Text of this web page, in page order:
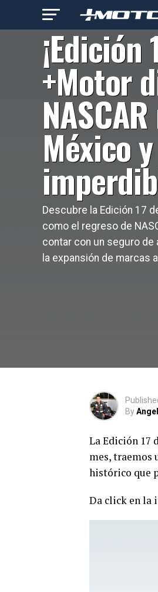
INDUSTRIA
¡Edición
+Motor
México
Descubre la Edición 17
como el regreso de
contar con un seguro de
la expansión de marcas
By
La Edición 17
mes, traemos
histórico que
Da click en la